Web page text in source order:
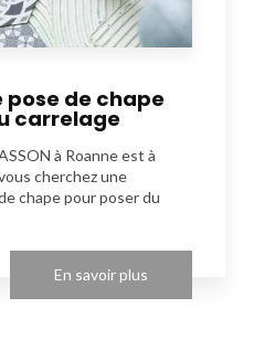
pose de chape
carrelage
à Roanne est à
cherchez une
chape pour poser du
En savoir plus